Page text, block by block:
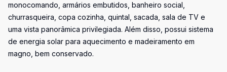
monocomando, armários embutidos, banheiro social,
churrasqueira, copa cozinha, quintal, sacada, sala de TV e
uma vista panorâmica privilegiada. Além disso, possui sistema
de energia solar para aquecimento e madeiramento em
magno, bem conservado.